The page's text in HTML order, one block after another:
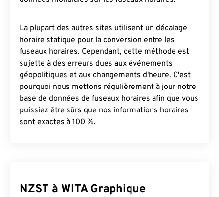
La plupart des autres sites utilisent un décalage
horaire statique pour la conversion entre les
fuseaux horaires. Cependant, cette méthode est
sujette à des erreurs dues aux événements
géopolitiques et aux changements d'heure. C'est
pourquoi nous mettons régulièrement à jour notre
base de données de fuseaux horaires afin que vous
puissiez être sûrs que nos informations horaires
sont exactes à 100 %.
NZST à WITA Graphique